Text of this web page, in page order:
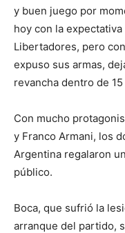
y buen juego por
hoy con la
Libertadores, pero
expuso sus armas,
revancha dentro de
Con mucho
y Franco Armani, los
Argentina regalaron
público.
Boca, que sufrió la
arranque del partido,